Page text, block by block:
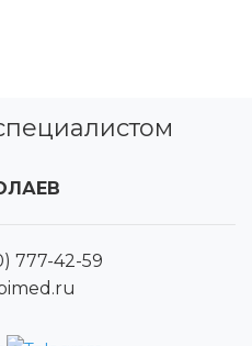
777-42-59